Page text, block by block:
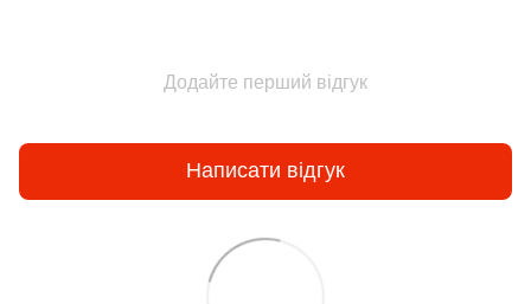
Додайте перший відгук
Написати відгук